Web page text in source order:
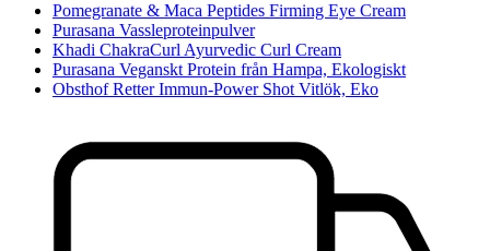
Pomegranate & Maca Peptides Firming Eye Cream
Purasana Vassleproteinpulver
Khadi ChakraCurl Ayurvedic Curl Cream
Purasana Veganskt Protein från Hampa, Ekologiskt
Obsthof Retter Immun-Power Shot Vitlök, Eko